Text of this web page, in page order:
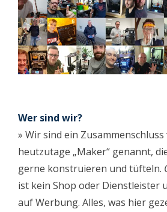
Wer sind wir?
» Wir sind ein
heutzutage „Maker“ genannt,
gerne konstruieren und tüfteln.
ist kein Shop oder Dienstleister
auf Werbung. Alles, was hier